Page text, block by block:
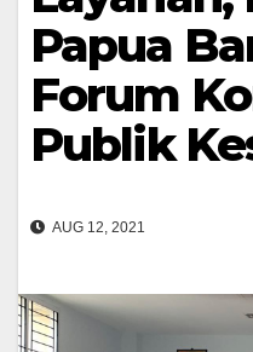
Papua
Forum
Publik
AUG 12, 2021